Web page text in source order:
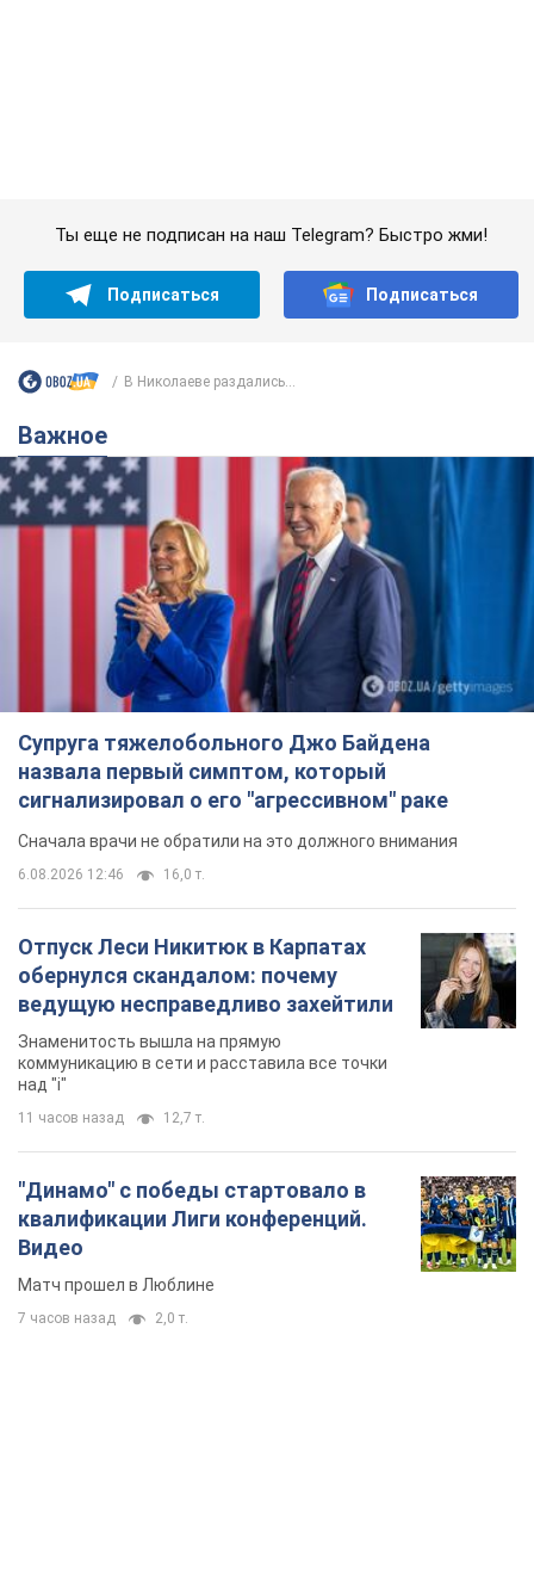
Супруга тяжелобольного Джо Байдена
назвала первый симптом, который
сигнализировал о его "агрессивном" раке
Сначала врачи не обратили на это должного внимания
6.08.2026 12:46 16,0 т.
Отпуск Леси Никитюк в Карпатах
обернулся скандалом: почему
ведущую несправедливо захейтили
Знаменитость вышла на прямую
над "i"
11 часов назад 12,7 т.
"Динамо" с победы стартовало в
квалификации Лиги конференций.
Видео
Матч прошел в Люблине
7 часов назад